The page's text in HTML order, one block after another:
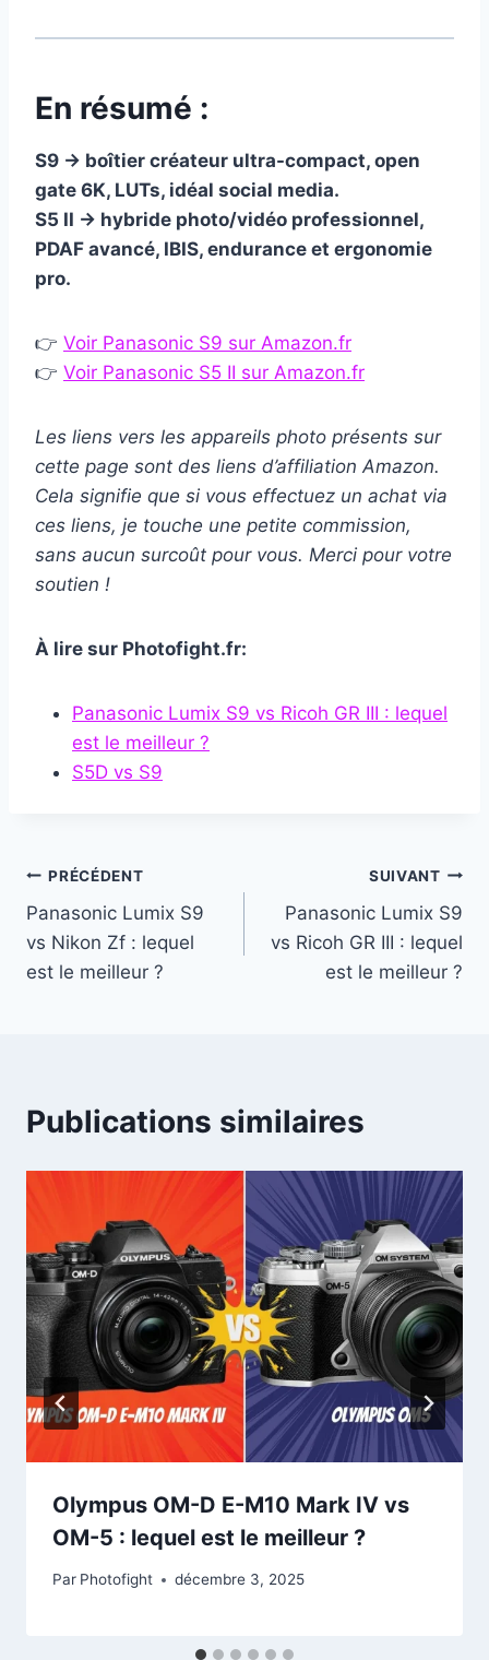
En résumé :
S9 → boîtier créateur ultra-compact, open
gate 6K, LUTs, idéal social media.
S5 II → hybride photo/vidéo professionnel,
PDAF avancé, IBIS, endurance et ergonomie
pro.
👉 Voir Panasonic S9 sur Amazon.fr
👉 Voir Panasonic S5 II sur Amazon.fr
Les liens vers les appareils photo présents sur
cette page sont des liens d’affiliation Amazon.
Cela signifie que si vous effectuez un achat via
ces liens, je touche une petite commission,
sans aucun surcoût pour vous. Merci pour votre
soutien !
À lire sur Photofight.fr:
Panasonic Lumix S9 vs Ricoh GR III : lequel
est le meilleur ?
S5D vs S9
Navigation
de
l’article
PRÉCÉDENT
Panasonic Lumix S9
vs Nikon Zf : lequel
est le meilleur ?
SUIVANT
Panasonic Lumix S9
vs Ricoh GR III : lequel
est le meilleur ?
Publications similaires
Olympus OM-D E-M10 Mark IV vs
OM-5 : lequel est le meilleur ?
Par Photofight décembre 3, 2025